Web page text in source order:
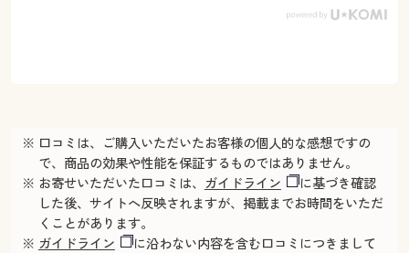
※ 口コミは、ご購入いただいたお客様の個人的な感想ですの
で、商品の効果や性能を保証するものではありません。
※ お寄せいただいた口コミは、
ガイドライン
に基づき確認
した後、サイトへ反映されますが、掲載までお時間をいただ
くことがあります。
※ ガイドライン
に沿わない内容を含む口コミにつきまして